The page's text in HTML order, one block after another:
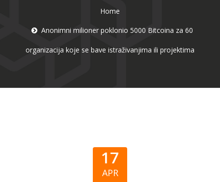
Home
Anonimni milioner poklonio 5000 Bitcoina za 60
organizacija koje se bave istraživanjima ili projektima
17
APR